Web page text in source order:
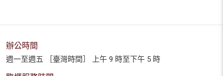
辦公時間
週一至週五 ［臺灣時間］ 上午 9 時至下午 5 時